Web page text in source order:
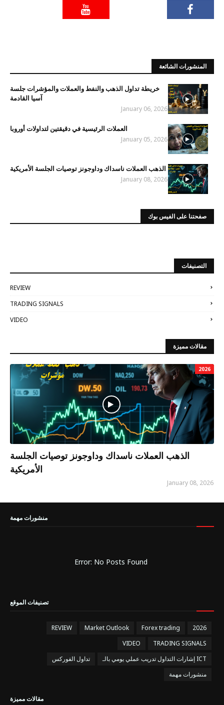
المنشورات الشائعة
خريطة تداول الذهب والنفط والعملات والمؤشرات جلسة
آسيا القادمة
January 06, 2026
العملات الرئيسية في دقيقتين لتداولات أوروبا
January 05, 2026
الذهب العملات ناسداك وداوجونز توصيات الجلسة الأمريكية
January 08, 2026
صفحتنا على الفيس بوك
التصنيفات
REVIEW
TRADING SIGNALS
VIDEO
مقالات مميزة
2026
الذهب العملات ناسداك وداوجونز توصيات الجلسة
الأمريكية
January 08, 2026
منشورات مهمة
Error: No Posts Found
تصنيفات الموقع
2026
Forex trading
Market Outlook
REVIEW
TRADING SIGNALS
VIDEO
إشارات التداول تدريب عملي يومي بالـ ICT
تداول الفوركس
منشورات مهمة
مقالات مميزة